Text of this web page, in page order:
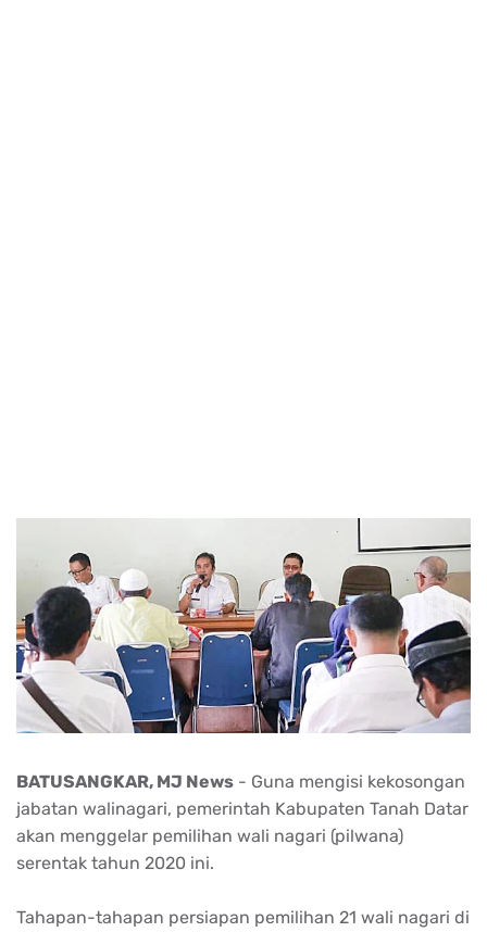
BATUSANGKAR, MJ News - Guna mengisi kekosongan
jabatan walinagari, pemerintah Kabupaten Tanah Datar
akan menggelar pemilihan wali nagari (pilwana)
serentak tahun 2020 ini.
Tahapan-tahapan persiapan pemilihan 21 wali nagari di